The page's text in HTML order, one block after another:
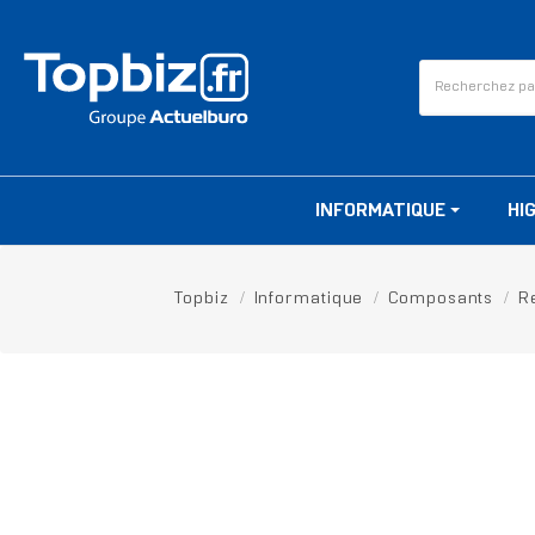
INFORMATIQUE
Topbiz Informatique Composants